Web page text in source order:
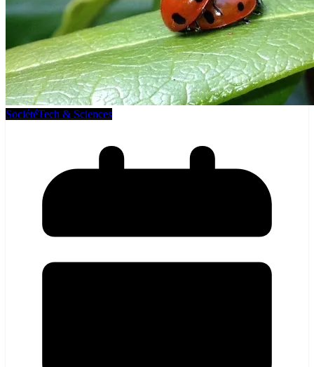
SociétéTech & Sciences